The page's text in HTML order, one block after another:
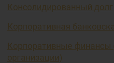
Консолидированный долг
Корпоративная
Корпоративные финансы
организации)